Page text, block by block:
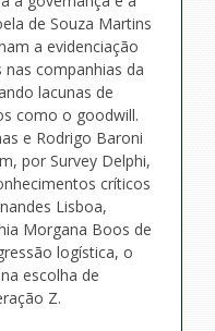
de Souza Martins
a evidenciação
companhias da
lacunas de
como o goodwill.
e Rodrigo Baroni
por Survey Delphi,
críticos
Lisboa,
Morgana Boos de
logística, o
escolha de
Z.